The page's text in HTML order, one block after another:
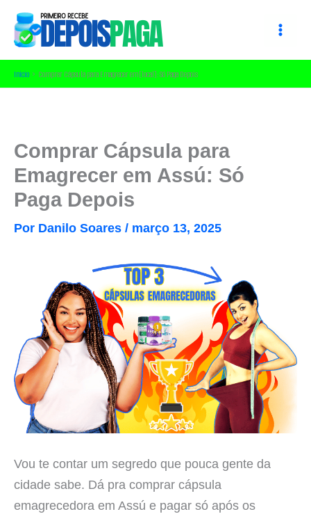
para
conteúdo
Início Comprar Cápsula para Emagrecer em [local]: Só Paga Depois
Comprar Cápsula para
Emagrecer em Assú: Só
Paga Depois
Por Danilo Soares / março 13, 2025
Vou te contar um segredo que pouca gente da
cidade sabe. Dá pra comprar cápsula
emagrecedora em Assú e pagar só após os